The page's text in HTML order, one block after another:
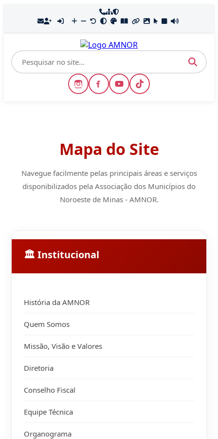
Mapa do Site
Navegue facilmente pelas principais áreas e serviços
disponibilizados pela Associação dos Municípios do
Noroeste de Minas - AMNOR.
🏛 Institucional
História da AMNOR
Quem Somos
Missão, Visão e Valores
Diretoria
Conselho Fiscal
Equipe Técnica
Organograma